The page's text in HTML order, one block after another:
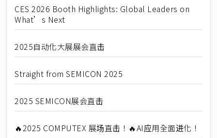
CES 2026 Booth Highlights: Global Leaders on
What’s Next
2025自动化大展展会直击
Straight from SEMICON 2025
2025 SEMICON展会直击
🔥2025 COMPUTEX 展场直击！🔥AI应用全面进化！